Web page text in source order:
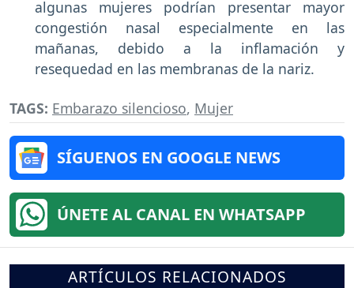
algunas mujeres podrían presentar mayor
congestión nasal especialmente en las
mañanas, debido a la inflamación y
resequedad en las membranas de la nariz.
TAGS: Embarazo silencioso, Mujer
SÍGUENOS EN GOOGLE NEWS
ÚNETE AL CANAL EN WHATSAPP
ARTÍCULOS RELACIONADOS